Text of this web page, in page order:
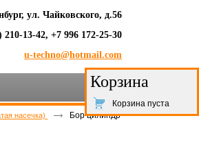
ул. Чайковского, д.56
210-13-42, +7 996 172-25-30
u-techno@hotmail.com
Корзина
Корзина пуста
насечка)
Бор цилиндр